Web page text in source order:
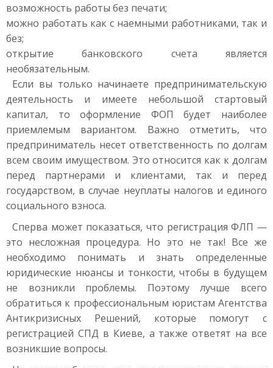
возможность работы без печати;
можно работать как с наемными работниками, так и
без;
открытие банковского счета является
необязательным.
Если вы только начинаете предпринимательскую
деятельность и имеете небольшой стартовый
капитал, то оформление ФОП будет наиболее
приемлемым вариантом. Важно отметить, что
предприниматель несет ответственность по долгам
всем своим имуществом. Это относится как к долгам
перед партнерами и клиентами, так и перед
государством, в случае неуплаты налогов и единого
социального взноса.
Сперва может показаться, что регистрация ФЛП —
это несложная процедура. Но это не так! Все же
необходимо понимать и знать определенные
юридические нюансы и тонкости, чтобы в будущем
не возникли проблемы. Поэтому лучше всего
обратиться к профессиональным юристам Агентства
Антикризисных Решений, которые помогут с
регистрацией СПД в Киеве, а также ответят на все
возникшие вопросы.